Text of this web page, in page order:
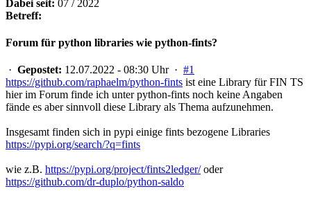
Dabei seit: 07 / 2022
Betreff:
Forum für python libraries wie python-fints?
· Gepostet: 12.07.2022 - 08:30 Uhr · #1
https://github.com/raphaelm/python-fints ist eine Library für FIN TS
hier im Forum finde ich unter python-fints noch keine Angaben
fände es aber sinnvoll diese Library als Thema aufzunehmen.
Insgesamt finden sich in pypi einige fints bezogene Libraries
https://pypi.org/search/?q=fints
wie z.B. https://pypi.org/project/fints2ledger/oder
https://github.com/dr-duplo/python-saldo